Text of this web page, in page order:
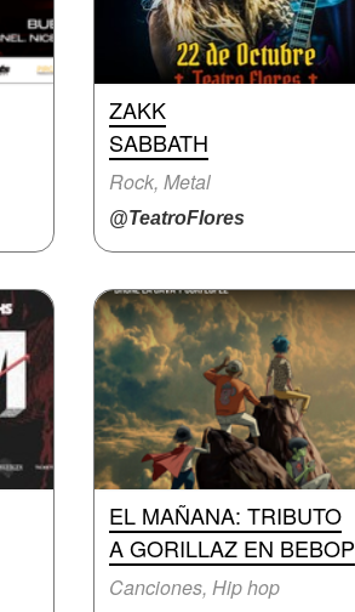
ZAKK
SABBATH
Rock, Metal
@TeatroFlores
EL MAÑANA: TRIBUTO
A GORILLAZ EN BEBOP
Canciones, Hip hop